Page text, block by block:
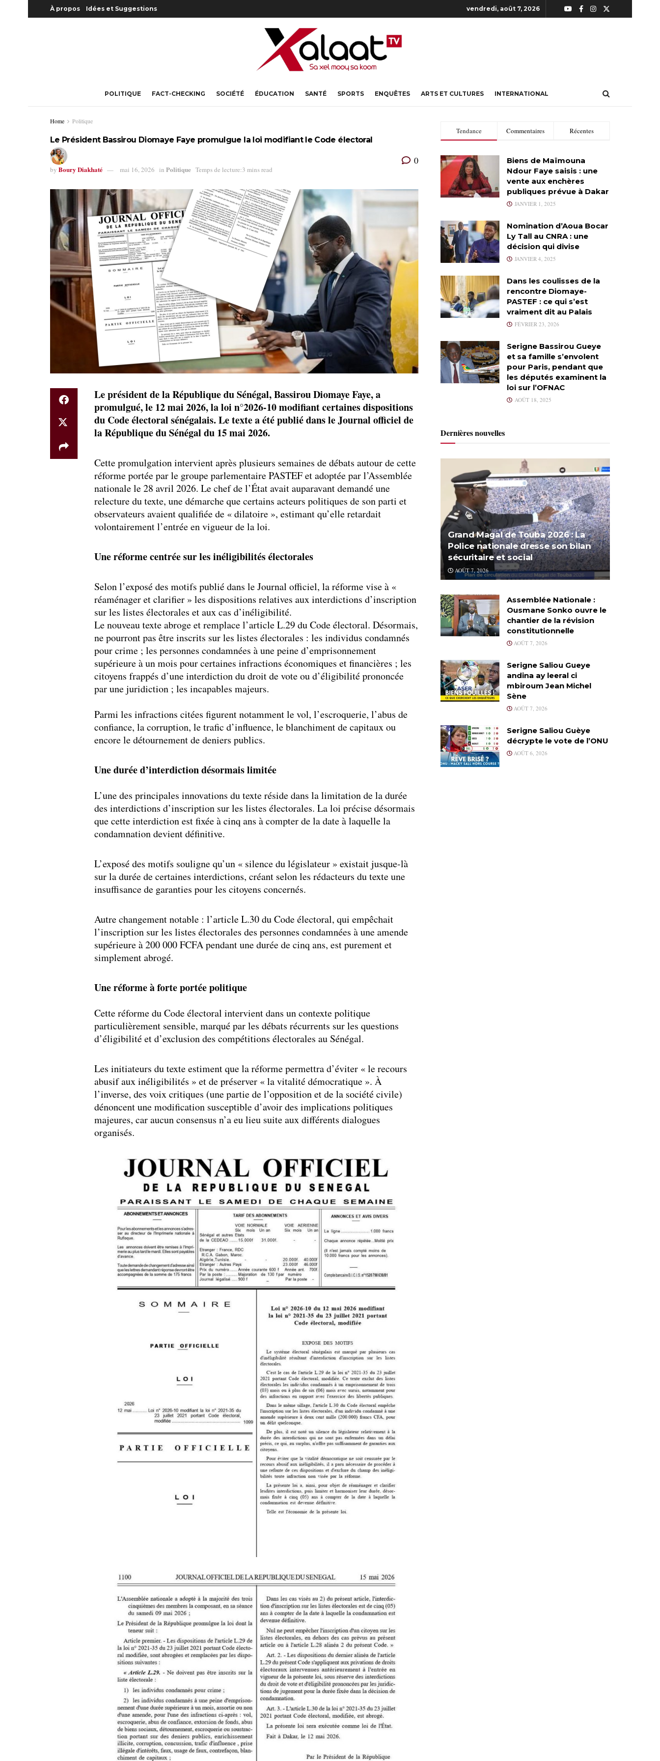
À propos Idées et Suggestions vendredi, août 7, 2026
POLITIQUE FACT-CHECKING SOCIÉTÉ ÉDUCATION SANTÉ SPORTS ENQUÊTES ARTS ET CULTURES INTERNATIONAL
Home Politique
Le Président Bassirou Diomaye Faye promulgue la loi modifiant le Code électoral
by Boury Diakhaté mai 16, 2026 in Politique Temps de lecture:3 mins read
0
Le président de la République du Sénégal, Bassirou Diomaye Faye, a
promulgué, le 12 mai 2026, la loi n°2026-10 modifiant certaines dispositions
du Code électoral sénégalais. Le texte a été publié dans le Journal officiel de
la République du Sénégal du 15 mai 2026.
Cette promulgation intervient après plusieurs semaines de débats autour de cette
réforme portée par le groupe parlementaire PASTEF et adoptée par l’Assemblée
nationale le 28 avril 2026. Le chef de l’État avait auparavant demandé une
relecture du texte, une démarche que certains acteurs politiques de son parti et
observateurs avaient qualifiée de « dilatoire », estimant qu’elle retardait
volontairement l’entrée en vigueur de la loi.
Une réforme centrée sur les inéligibilités électorales
Selon l’exposé des motifs publié dans le Journal officiel, la réforme vise à «
réaménager et clarifier » les dispositions relatives aux interdictions d’inscription
sur les listes électorales et aux cas d’inéligibilité.
Le nouveau texte abroge et remplace l’article L.29 du Code électoral. Désormais,
ne pourront pas être inscrits sur les listes électorales : les individus condamnés
pour crime ; les personnes condamnées à une peine d’emprisonnement
supérieure à un mois pour certaines infractions économiques et financières ; les
citoyens frappés d’une interdiction du droit de vote ou d’éligibilité prononcée
par une juridiction ; les incapables majeurs.
Parmi les infractions citées figurent notamment le vol, l’escroquerie, l’abus de
confiance, la corruption, le trafic d’influence, le blanchiment de capitaux ou
encore le détournement de deniers publics.
Une durée d’interdiction désormais limitée
L’une des principales innovations du texte réside dans la limitation de la durée
des interdictions d’inscription sur les listes électorales. La loi précise désormais
que cette interdiction est fixée à cinq ans à compter de la date à laquelle la
condamnation devient définitive.
L’exposé des motifs souligne qu’un « silence du législateur » existait jusque-là
sur la durée de certaines interdictions, créant selon les rédacteurs du texte une
insuffisance de garanties pour les citoyens concernés.
Autre changement notable : l’article L.30 du Code électoral, qui empêchait
l’inscription sur les listes électorales des personnes condamnées à une amende
supérieure à 200 000 FCFA pendant une durée de cinq ans, est purement et
simplement abrogé.
Une réforme à forte portée politique
Cette réforme du Code électoral intervient dans un contexte politique
particulièrement sensible, marqué par les débats récurrents sur les questions
d’éligibilité et d’exclusion des compétitions électorales au Sénégal.
Les initiateurs du texte estiment que la réforme permettra d’éviter « le recours
abusif aux inéligibilités » et de préserver « la vitalité démocratique ». À
l’inverse, des voix critiques (une partie de l’opposition et de la société civile)
dénoncent une modification susceptible d’avoir des implications politiques
majeures, car aucun consensus n’a eu lieu suite aux différents dialogues
organisés.
Tendance Commentaires Récentes
Biens de Maïmouna
Ndour Faye saisis : une
vente aux enchères
publiques prévue à Dakar
JANVIER 1, 2025
Nomination d’Aoua Bocar
Ly Tall au CNRA : une
décision qui divise
JANVIER 4, 2025
Dans les coulisses de la
rencontre Diomaye-
PASTEF : ce qui s’est
vraiment dit au Palais
FÉVRIER 23, 2026
Serigne Bassirou Gueye
et sa famille s’envolent
pour Paris, pendant que
les députés examinent la
loi sur l’OFNAC
AOÛT 18, 2025
Dernières nouvelles
Grand Magal de Touba 2026 : La
Police nationale dresse son bilan
sécuritaire et social
AOÛT 7, 2026
Assemblée Nationale :
Ousmane Sonko ouvre le
chantier de la révision
constitutionnelle
AOÛT 7, 2026
Serigne Saliou Gueye
andina ay leeral ci
mbiroum Jean Michel
Sène
AOÛT 7, 2026
Serigne Saliou Guèye
décrypte le vote de l’ONU
AOÛT 6, 2026